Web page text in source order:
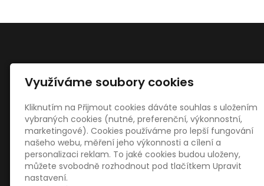
Kontakty
Štefan Malinčík - stolařství
Výkleky 112
75125 Veselíčko
18469621
malincik@malincik.eu
+420 608 443 352
Využíváme soubory cookies
Kliknutím na Přijmout cookies dáváte souhlas s uložením
vybraných cookies (nutné, preferenční, výkonnostní,
marketingové). Cookies používáme pro lepší fungování
našeho webu, měření jeho výkonnosti a cílení a
personalizaci reklam. To jaké cookies budou uloženy,
můžete svobodně rozhodnout pod tlačítkem Upravit
nastavení.